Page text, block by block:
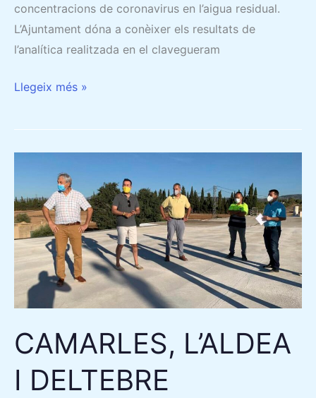
concentracions de coronavirus en l’aigua residual.
L’Ajuntament dóna a conèixer els resultats de
l’analítica realitzada en el clavegueram
Llegeix més »
CAMARLES, L’ALDEA
I DELTEBRE
L’ALDEA
I
DELTEBRE
FINALITZEN
LES
OBRES
DE
DEL
D’AIGÜA